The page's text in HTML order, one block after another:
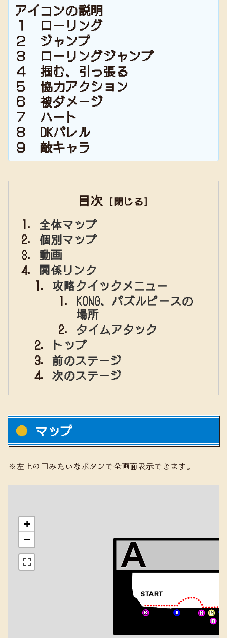
アイコンの説明
１ ローリング
２ ジャンプ
３ ローリングジャンプ
４ 掴む、引っ張る
５ 協力アクション
６ 被ダメージ
７ ハート
８ DKバレル
９ 敵キャラ
目次
全体マップ
個別マップ
動画
関係リンク
攻略クイックメニュー
KONG、パズルピースの
場所
タイムアタック
トップ
前のステージ
次のステージ
マップ
※左上の□みたいなボタンで全画面表示できます。
+
−